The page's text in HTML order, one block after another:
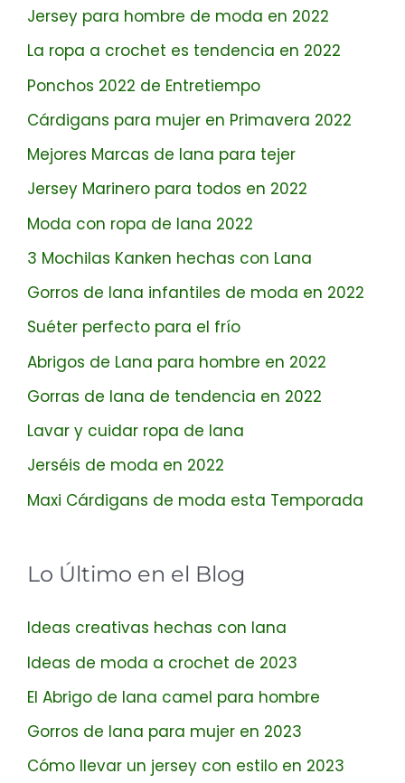
Jersey para hombre de moda en 2022
La ropa a crochet es tendencia en 2022
Ponchos 2022 de Entretiempo
Cárdigans para mujer en Primavera 2022
Mejores Marcas de lana para tejer
Jersey Marinero para todos en 2022
Moda con ropa de lana 2022
3 Mochilas Kanken hechas con Lana
Gorros de lana infantiles de moda en 2022
Suéter perfecto para el frío
Abrigos de Lana para hombre en 2022
Gorras de lana de tendencia en 2022
Lavar y cuidar ropa de lana
Jerséis de moda en 2022
Maxi Cárdigans de moda esta Temporada
Lo Último en el Blog
Ideas creativas hechas con lana
Ideas de moda a crochet de 2023
El Abrigo de lana camel para hombre
Gorros de lana para mujer en 2023
Cómo llevar un jersey con estilo en 2023